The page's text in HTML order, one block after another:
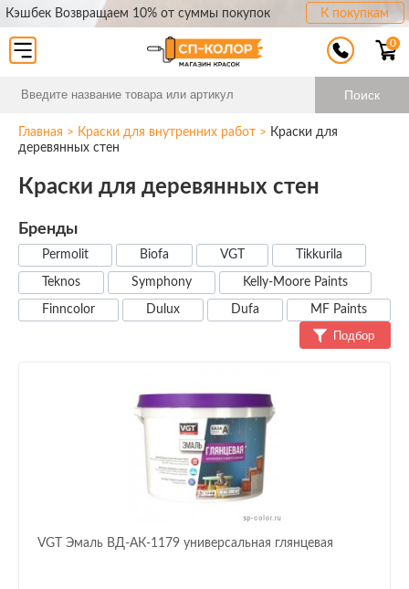
Кэшбек Возвращаем 10% от суммы покупок К покупкам
Поиск
0
Главная > Краски для внутренних работ > Краски для
деревянных стен
Краски для деревянных стен
Бренды
Permolit Biofa VGT Tikkurila
Teknos Symphony Kelly-Moore Paints
Finncolor Dulux Dufa MF Paints
Подбор
VGT Эмаль ВД-АК-1179 универсальная глянцевая